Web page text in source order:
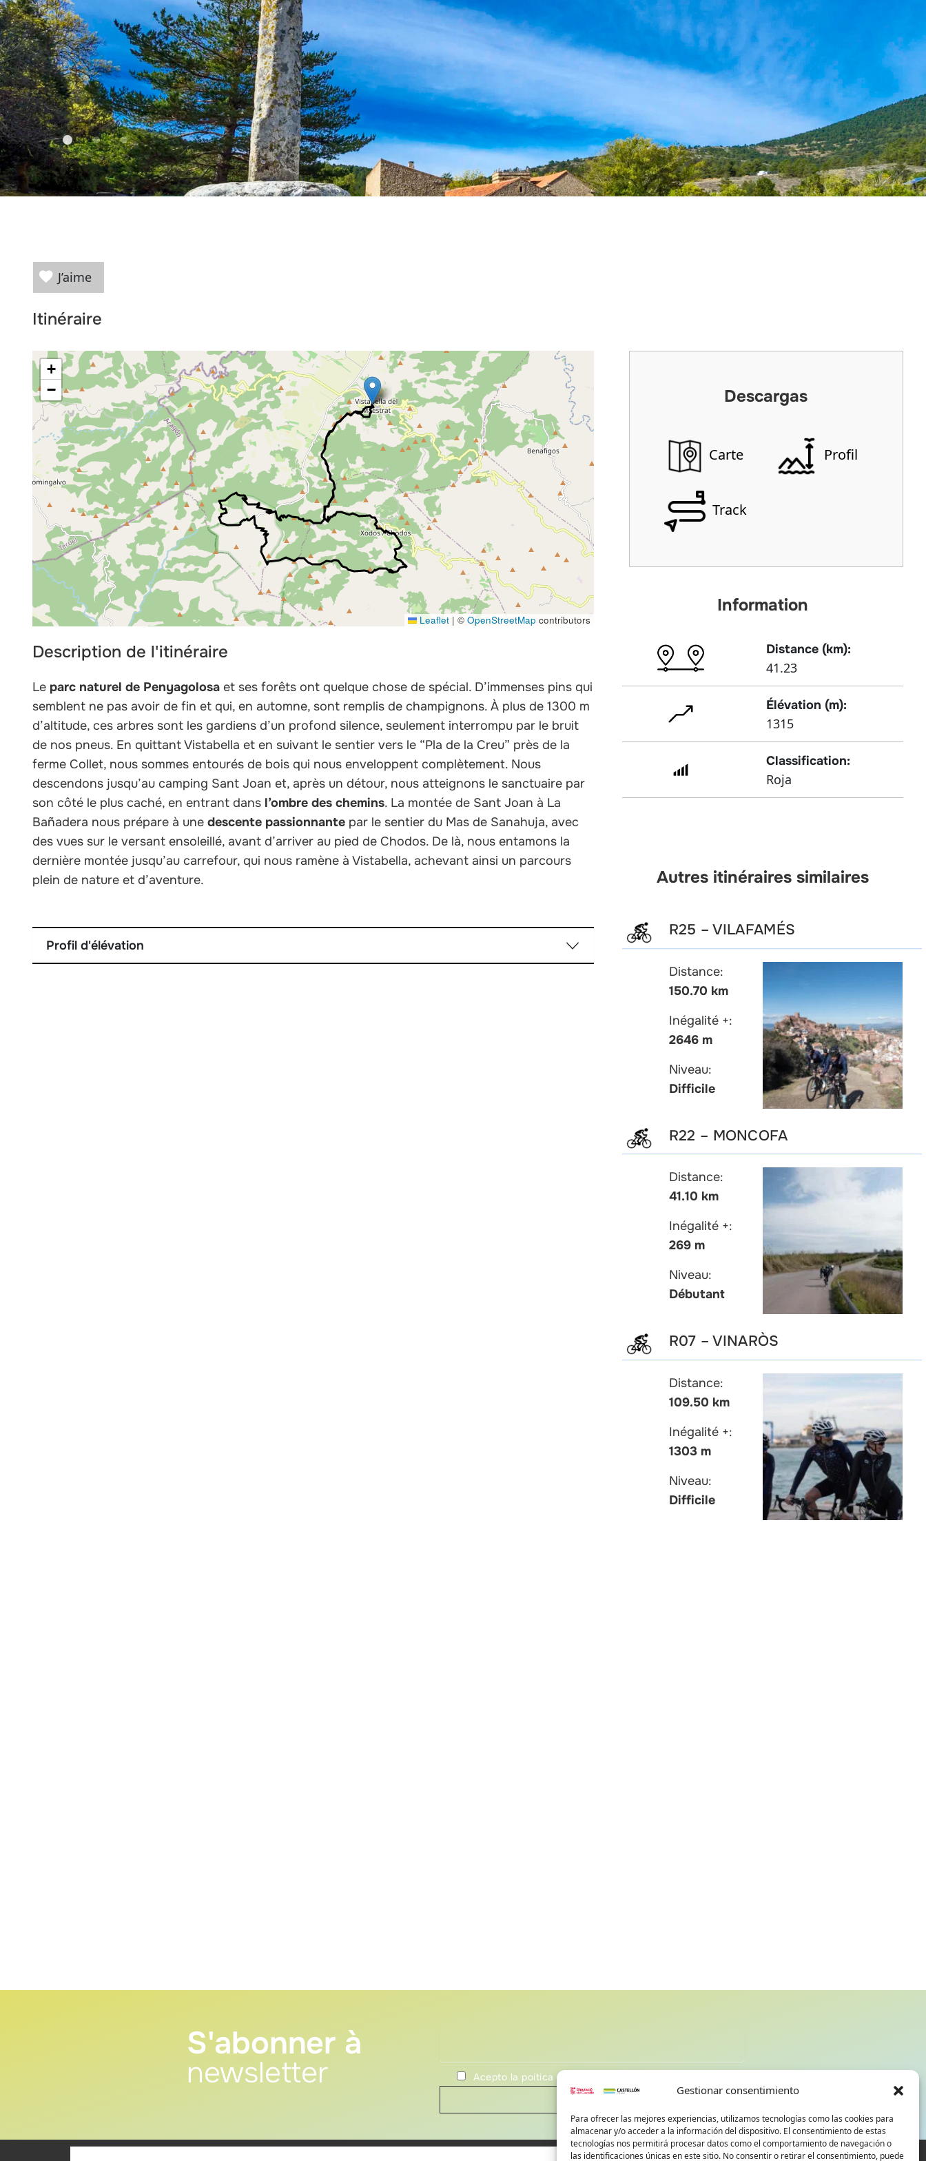
Gestionar consentimiento
Para ofrecer las mejores experiencias, utilizamos tecnologías como las cookies para
almacenar y/o acceder a la información del dispositivo. El consentimiento de estas
tecnologías nos permitirá procesar datos como el comportamiento de navegación o
las identificaciones únicas en este sitio. No consentir o retirar el consentimiento, puede
J’aime
Itinéraire
+
−
Leaflet | ©OpenStreetMap contributors
Description de l'itinéraire
Le parc naturel de Penyagolosa et ses forêts ont quelque chose de spécial. D’immenses pins qui
semblent ne pas avoir de fin et qui, en automne, sont remplis de champignons. À plus de 1300 m
d’altitude, ces arbres sont les gardiens d’un profond silence, seulement interrompu par le bruit
de nos pneus. En quittant Vistabella et en suivant le sentier vers le “Pla de la Creu” près de la
ferme Collet, nous sommes entourés de bois qui nous enveloppent complètement. Nous
descendons jusqu’au camping Sant Joan et, après un détour, nous atteignons le sanctuaire par
son côté le plus caché, en entrant dans l’ombre des chemins. La montée de Sant Joan à La
Bañadera nous prépare à unedescente passionnante par le sentier du Mas de Sanahuja, avec
des vues sur le versant ensoleillé, avant d’arriver au pied de Chodos. De là, nous entamons la
dernière montée jusqu’au carrefour, qui nous ramène à Vistabella, achevant ainsi un parcours
plein de nature et d’aventure.
Profil d'élévation
Descargas
Carte Profil
Track
Information
Distance (km):
41.23
Élévation (m):
1315
Classification:
Roja
Autres itinéraires similaires
R25 – VILAFAMÉS
Distance:
150.70 km
Inégalité +:
2646 m
Niveau:
Difficile
R22 – MONCOFA
Distance:
41.10 km
Inégalité +:
269 m
Niveau:
Débutant
R07 – VINARÒS
Distance:
109.50 km
Inégalité +:
1303 m
Niveau:
Difficile
S'abonner à
newsletter Acepto la poítica de privacidad